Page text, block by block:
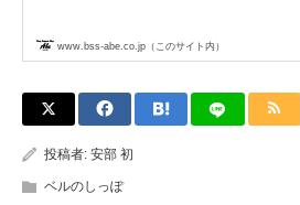
www.bss-abe.co.jp（このサイト内）
投稿者: 安部 初
ベルのしっぽ